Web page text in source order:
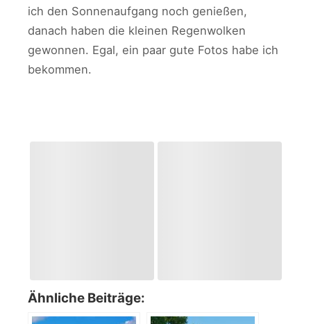
ich den Sonnenaufgang noch genießen,
danach haben die kleinen Regenwolken
gewonnen. Egal, ein paar gute Fotos habe ich
bekommen.
Ähnliche Beiträge: